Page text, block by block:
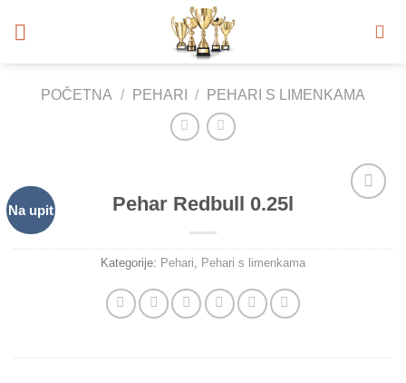
POČETNA / PEHARI / PEHARI S LIMENKAMA
Na upit Pehar Redbull 0.25l
Kategorije: Pehari, Pehari s limenkama